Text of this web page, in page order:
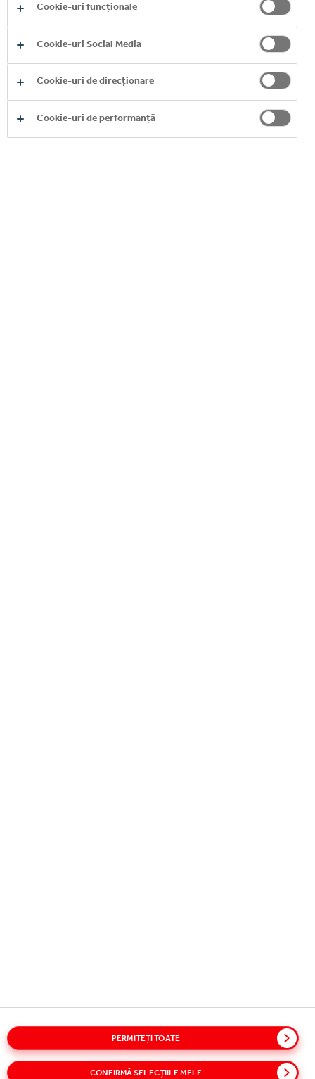
Glosar Harta site-ului
Politici
Politica privind confidentialitatea
Cookie-uri funcționale
Cookie-uri Social Media
Cookie-uri de direcționare
Cookie-uri de performanță
CONFIRMĂ SELECȚIILE MELE
PERMITEȚI TOATE